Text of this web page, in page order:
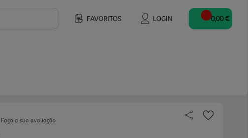
FAVORITOS LOGIN 0,00 €
Faça a sua avaliação